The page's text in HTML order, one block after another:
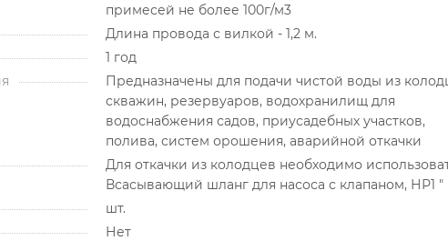
примесей не более 100г/м3
Длина провода с вилкой - 1,2 м.
1 год
Предназначены для подачи чистой воды из
скважин, резервуаров, водохранилищ для
водоснабжения садов, приусадебных участков,
полива, систем орошения, аварийной откачки
Для откачки из колодцев необходимо
Всасывающий шланг для насоса с клапаном, НР1 "
шт.
Нет